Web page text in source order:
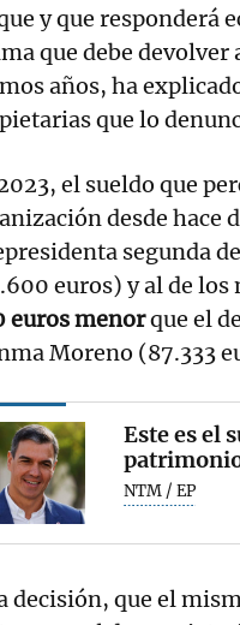
y que responderá
que debe devolver
años, ha
que lo
el sueldo que
desde hace
segunda
euros) y al de
euros menorque el
Moreno (87.333
Este es el
NTM / EP
decisión, que el